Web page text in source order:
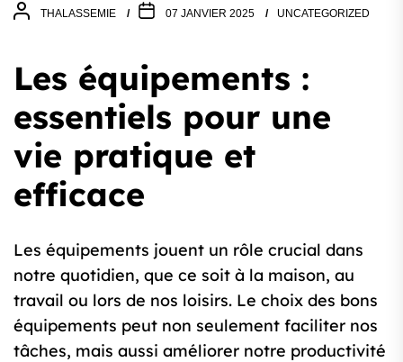
THALASSEMIE 07 JANVIER 2025 UNCATEGORIZED
Les équipements :
essentiels pour une
vie pratique et
efficace
Les équipements jouent un rôle crucial dans
notre quotidien, que ce soit à la maison, au
travail ou lors de nos loisirs. Le choix des bons
équipements peut non seulement faciliter nos
tâches, mais aussi améliorer notre productivité